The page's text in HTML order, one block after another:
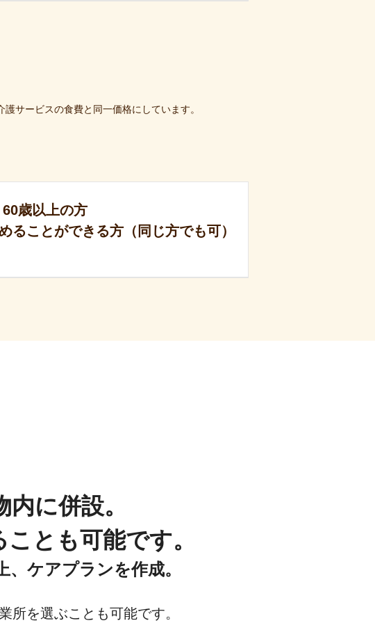
サービスの食費と同一価格にしています。
歳以上の方
ることができる方（同じ方でも可）
に併設。
とも可能です。
ケアプランを作成。
を選ぶことも可能です。